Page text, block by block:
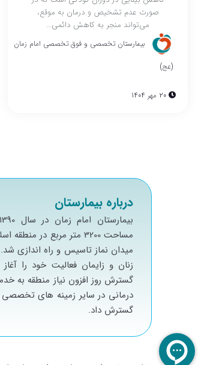
صورت عدم تشخیص و درمان به موقع،
می‌تواند منجر به کاهش دائمی...
بیمارستان تخصصی و فوق تخصصی امام زمان
(عج)
درباره بیمارستان
مساحت 3200 متر مربع در
ميدان نماز تاسيس و راه اندازي
زنان و زايمان فعاليت خود را
گسترش روز افزون نياز منطقه به
درماني در ساير زمينه هاي تخصصي
گسترش داد.